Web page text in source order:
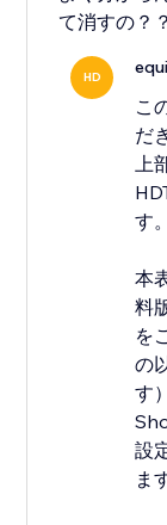
て消すの？
HD
こ
だ
上
す。
本
料
を
の
す
設
ま